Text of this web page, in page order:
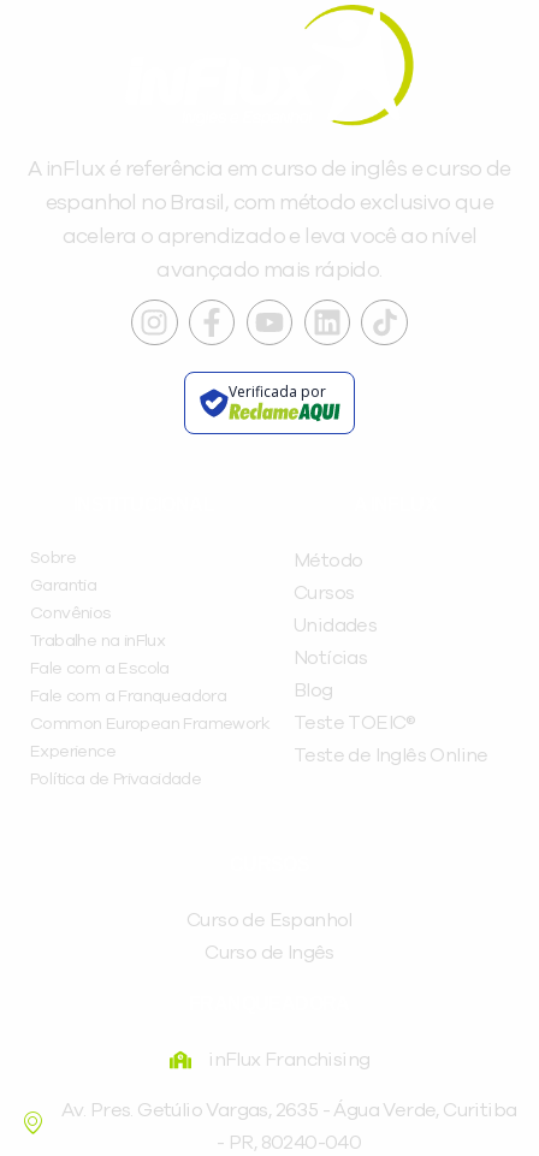
A inFlux é referência em curso de inglês e curso de
espanhol no Brasil, com método exclusivo que
acelera o aprendizado e leva você ao nível
avançado mais rápido.
Verificada por
Sobre
Garantia
Convênios
Trabalhe na inFlux
Fale com a Escola
Fale com a Franqueadora
Common European Framework
Experience
Política de Privacidade
Método
Cursos
Unidades
Notícias
Blog
Teste TOEIC®
Teste de Inglês Online
Curso de Espanhol
Curso de Ingês
inFlux Franchising
Av. Pres. Getúlio Vargas, 2635 - Água Verde, Curitiba
- PR, 80240-040